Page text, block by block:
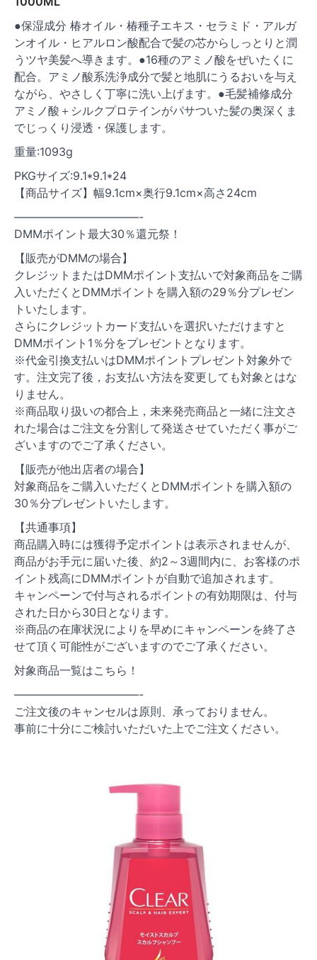
●保湿成分 椿オイル・椿種子エキス・セラミド・アルガ
ンオイル・ヒアルロン酸配合で髪の芯からしっとりと潤
うツヤ美髪へ導きます。●16種のアミノ酸をぜいたくに
配合。アミノ酸系洗浄成分で髪と地肌にうるおいを与え
ながら、やさしく丁寧に洗い上げます。●毛髪補修成分
アミノ酸＋シルクプロテインがパサついた髪の奥深くま
でじっくり浸透・保護します。
重量:1093g
PKGサイズ:9.1*9.1*24
【商品サイズ】幅9.1cm×奥行9.1cm×高さ24cm
———————————-
DMMポイント最大30％還元祭！
【販売がDMMの場合】
クレジットまたはDMMポイント支払いで対象商品をご購
入いただくとDMMポイントを購入額の29％分プレゼン
トいたします。
さらにクレジットカード支払いを選択いただけますと
DMMポイント1％分をプレゼントとなります。
※代金引換支払いはDMMポイントプレゼント対象外で
す。注文完了後，お支払い方法を変更しても対象とはな
りません。
※商品取り扱いの都合上，未来発売商品と一緒に注文さ
れた場合はご注文を分割して発送させていただく事がご
ざいますのでご了承ください。
【販売が他出店者の場合】
対象商品をご購入いただくとDMMポイントを購入額の
30％分プレゼントいたします。
【共通事項】
商品購入時には獲得予定ポイントは表示されませんが、
商品がお手元に届いた後、約2～3週間内に、お客様のポ
イント残高にDMMポイントが自動で追加されます。
キャンペーンで付与されるポイントの有効期限は、付与
された日から30日となります。
※商品の在庫状況によりを早めにキャンペーンを終了さ
せて頂く可能性がございますのでご了承ください。
対象商品一覧はこちら！
———————————-
ご注文後のキャンセルは原則、承っておりません。
事前に十分にご検討いただいた上でご注文ください。